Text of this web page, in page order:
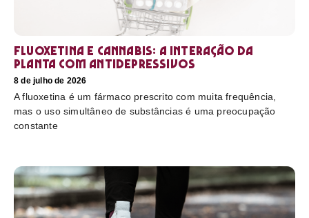
Fluoxetina e Cannabis: a interação da
planta com antidepressivos
8 de julho de 2026
A fluoxetina é um fármaco prescrito com muita frequência,
mas o uso simultâneo de substâncias é uma preocupação
constante